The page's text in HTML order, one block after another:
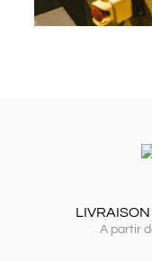
A partir